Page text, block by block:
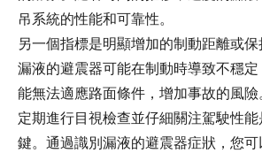
吊系統的性能和可靠性。
另一個指標是明顯增加的制動距離或保
漏液的避震器可能在制動時導致不穩
能無法適應路面條件，增加事故的風險
定期進行目視檢查並仔細關注駕駛性
鍵。通過識別漏液的避震器症狀，您可